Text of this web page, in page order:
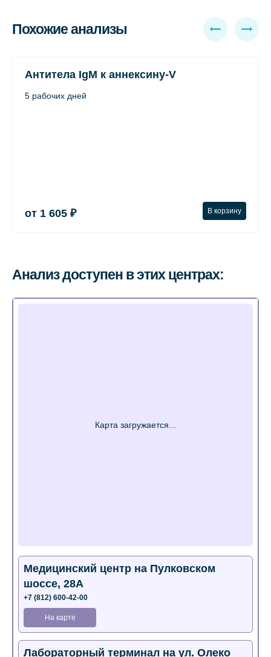
Похожие анализы
Антитела IgM к аннексину-V
5 рабочих дней
от 1 605 ₽ В корзину
Анализ доступен в этих центрах:
Медицинский центр на Пулковском
шоссе, 28А
+7 (812) 600-42-00
На карте
Лабораторный терминал на ул. Олеко